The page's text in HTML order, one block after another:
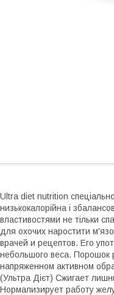
Ultra diet nutrition
низькокалорійна і
властивостями не тільки
для охочих наростити
врачей и рецептов. Его
небольшого веса. Порошок
напряженном активном
(Ультра Дієт) Сжигает
Нормализирует работу